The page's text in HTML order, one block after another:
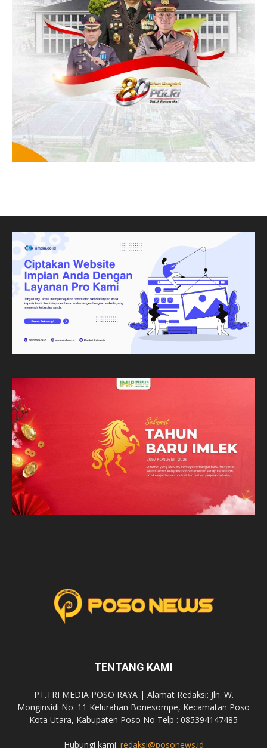
TENTANG KAMI
PT.TRI MEDIA POSO RAYA | Alamat Redaksi: Jln. W.
Monginsidi No. 11 Kelurahan Bonesompe, Kecamatan Poso
Kota Utara, Kabupaten Poso No Telp : 085394147485
Hubungi kami: redaksi@posonews.id